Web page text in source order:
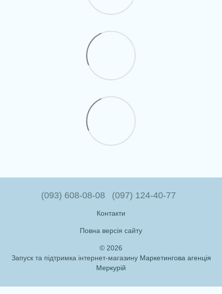
(093) 608-08-08 (097) 124-40-77
Контакти
Повна версія сайту
© 2026
Запуск та підтримка інтернет-магазину Маркетингова агенція
Меркурій